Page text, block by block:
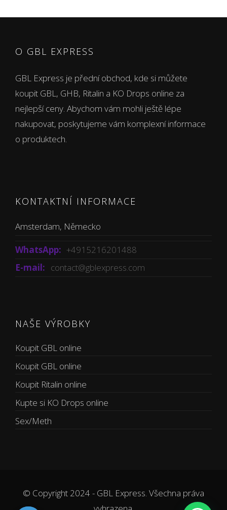
O GBL EXPRESS
GBL Express je přední obchod, kde si můžete
koupit GBL, GHB, Ritalin a KO Drops online za
nejlepší ceny. Abychom vám mohli ještě lépe
nakupovat, poskytujeme vám komplexní informace
o produktech.
KONTAKTNÍ INFORMACE
Amsterdam, Německo
WhatsApp: +4915216201488
E-mail: contact@gblexpress.com
NAŠE VÝROBKY
Koupit GBL online
Koupit GBL online
Koupit Ritalin online
Kupte si KO Drops online
Sex/Meth
© Copyright 2024 - GBL Express. Všechna práva